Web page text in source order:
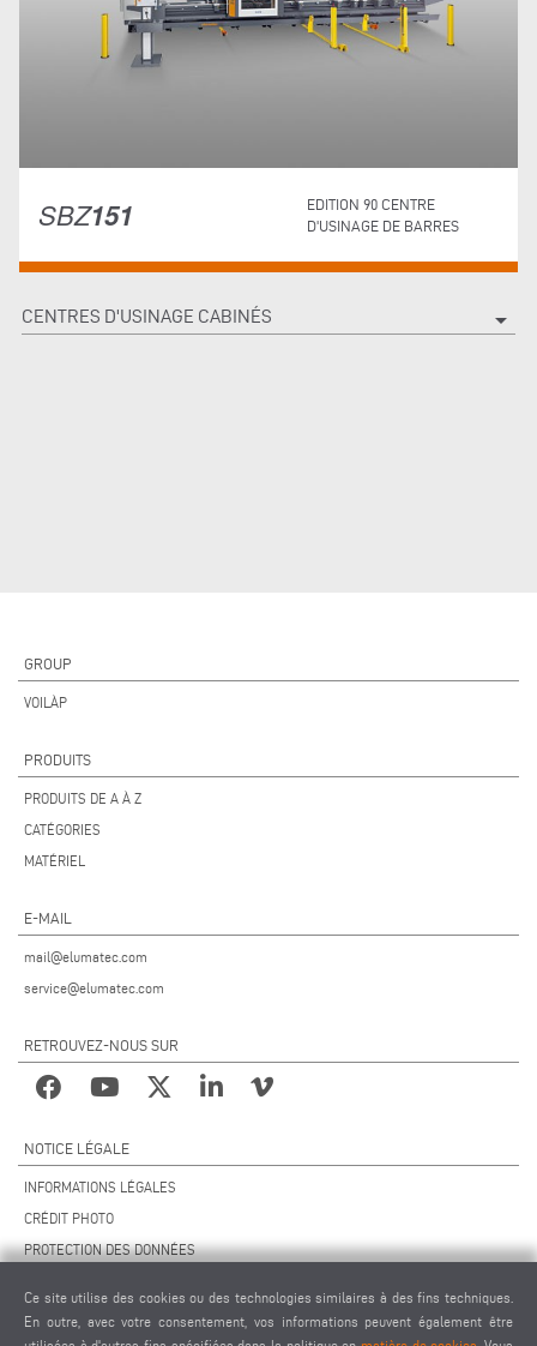
SBZ151
EDITION 90 CENTRE
D'USINAGE DE BARRES
CENTRES D'USINAGE CABINÉS arrow_drop_down
GROUP
VOILÀP
PRODUITS
PRODUITS DE A À Z
CATÉGORIES
MATÉRIEL
E-MAIL
mail@elumatec.com
service@elumatec.com
RETROUVEZ-NOUS SUR
NOTICE LÉGALE
INFORMATIONS LÉGALES
CRÉDIT PHOTO
PROTECTION DES DONNÉES
Ce site utilise des cookies ou des technologies similaires à des fins techniques.
En outre, avec votre consentement, vos informations peuvent également être